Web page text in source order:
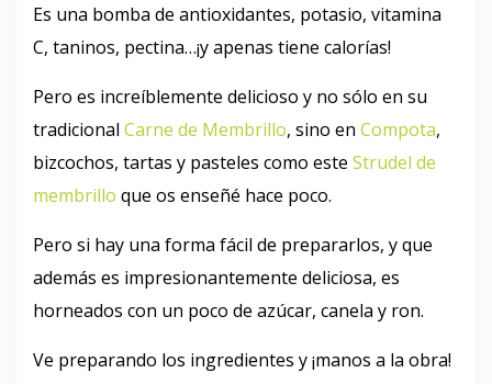
Es una bomba de antioxidantes, potasio, vitamina
C, taninos, pectina…¡y apenas tiene calorías!
Pero es increíblemente delicioso y no sólo en su
tradicional Carne de Membrillo, sino en Compota,
bizcochos, tartas y pasteles como este Strudel de
membrillo que os enseñé hace poco.
Pero si hay una forma fácil de prepararlos, y que
además es impresionantemente deliciosa, es
horneados con un poco de azúcar, canela y ron.
Ve preparando los ingredientes y ¡manos a la obra!